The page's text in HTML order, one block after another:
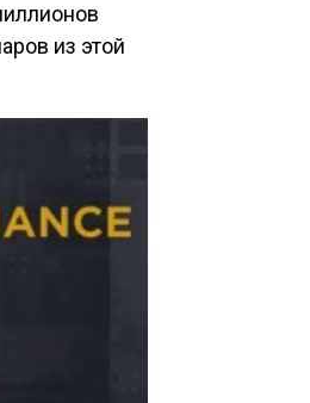
из этой